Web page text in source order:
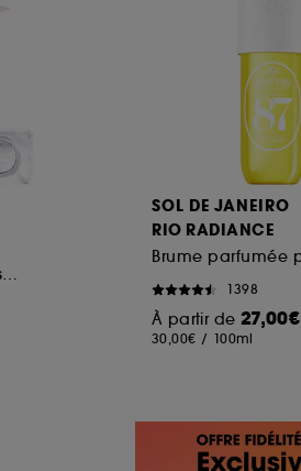
SOL DE JANEIRO
RIO RADIANCE
1398
À partir de 27,00€
30,00€ / 100ml